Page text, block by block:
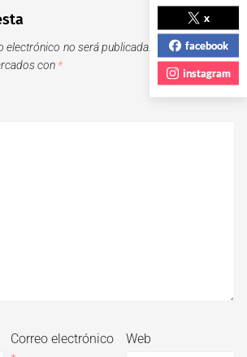
electrónico no será publicada.
Los campos
con *
Correo electrónico
Web
x
facebook
instagram